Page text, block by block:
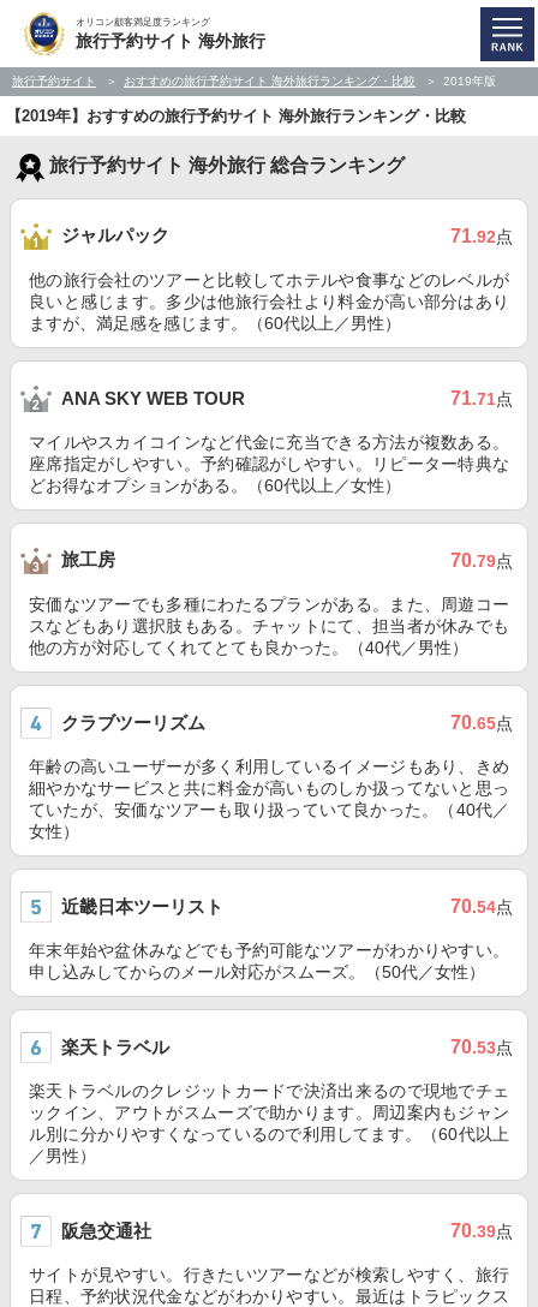
オリコン顧客満足度ランキング
旅行予約サイト 海外旅行
旅行予約サイト おすすめの旅行予約サイト 海外旅行ランキング・比較 2019年版
【2019年】おすすめの旅行予約サイト 海外旅行ランキング・比較
旅行予約サイト 海外旅行 総合ランキング
ジャルパック 71.92点
他の旅行会社のツアーと比較してホテルや食事などのレベルが
良いと感じます。多少は他旅行会社より料金が高い部分はあり
ますが、満足感を感じます。（60代以上／男性）
ANA SKY WEB TOUR 71.71点
マイルやスカイコインなど代金に充当できる方法が複数ある。
座席指定がしやすい。予約確認がしやすい。リピーター特典な
どお得なオプションがある。（60代以上／女性）
旅工房 70.79点
安価なツアーでも多種にわたるプランがある。また、周遊コー
スなどもあり選択肢もある。チャットにて、担当者が休みでも
他の方が対応してくれてとても良かった。（40代／男性）
クラブツーリズム 70.65点
年齢の高いユーザーが多く利用しているイメージもあり、きめ
細やかなサービスと共に料金が高いものしか扱ってないと思っ
ていたが、安価なツアーも取り扱っていて良かった。（40代／
女性）
近畿日本ツーリスト 70.54点
年末年始や盆休みなどでも予約可能なツアーがわかりやすい。
申し込みしてからのメール対応がスムーズ。（50代／女性）
楽天トラベル 70.53点
楽天トラベルのクレジットカードで決済出来るので現地でチェ
ックイン、アウトがスムーズで助かります。周辺案内もジャン
ル別に分かりやすくなっているので利用してます。（60代以上
／男性）
阪急交通社 70.39点
サイトが見やすい。行きたいツアーなどが検索しやすく、旅行
日程、予約状況代金などがわかりやすい。最近はトラピックス